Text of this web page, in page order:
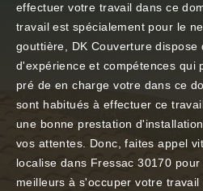
effectuer votre travail dans ce
travail est spécialement pour le
gouttière, DK Couverture dispose
d'expérience et compétences qui
pré de en charge votre dans ce
sont habitués à effectuer ce
une bonne prestation
vos attentes. Donc, faites appel
localise dans Fressac 30170
meilleurs à s'occuper votre